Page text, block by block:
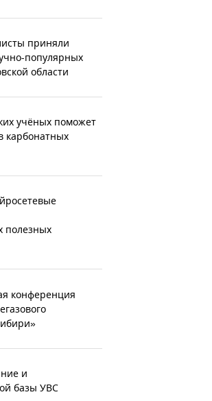
приняли
популярных
области
учёных поможет
карбонатных
полезных
конференция
и
базы УВС